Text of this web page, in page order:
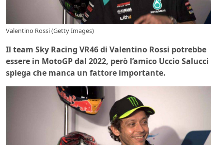
Valentino Rossi (Getty Images)
Il team Sky Racing VR46 di Valentino Rossi potrebbe
essere in MotoGP dal 2022, però l’amico Uccio Salucci
spiega che manca un fattore importante.